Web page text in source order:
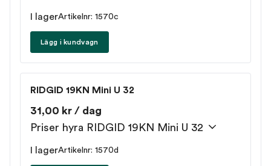
I lagerArtikelnr: 1570c
Lägg i kundvagn
RIDGID 19KN Mini U 32
31,00 kr / dag
Priser hyra RIDGID 19KN Mini U 32
I lagerArtikelnr: 1570d